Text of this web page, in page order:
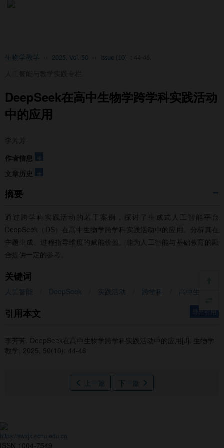
生物学教学 2025, Vol. 50 Issue (10)
DeepSeek在高中生物学跨学科实践活动
中的应用
李芳芳
作者信息
文章历史
摘要
通过跨学科实践活动的若干案例，探讨了生成式人工智能平台
DeepSeek（DS）在高中生物学跨学科实践活动中的应用。分析其在
主题生成、过程指导维度的赋能价值。能为人工智能与基础教育的融
合提供一定的参考。
关键词
人工智能 DeepSeek 实践活动 跨学科 高中生物学
引用本文 导出引用
李芳芳. DeepSeek在高中生物学跨学科实践活动中的应用[J]. 生物学
教学, 2025, 50(10): 44-46
上一篇 下一篇
https://swxjx.ecnu.edu.cn
ISSN 1004-7549